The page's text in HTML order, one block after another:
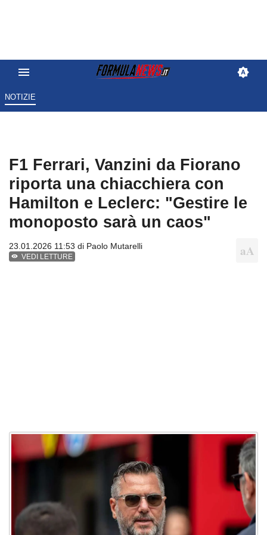
NOTIZIE
F1 Ferrari, Vanzini da Fiorano
riporta una chiacchiera con
Hamilton e Leclerc: "Gestire le
monoposto sarà un caos"
23.01.2026 11:53 di Paolo Mutarelli
VEDI LETTURE